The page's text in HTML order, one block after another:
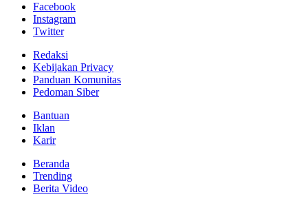
Facebook
Instagram
Twitter
Redaksi
Kebijakan Privacy
Panduan Komunitas
Pedoman Siber
Bantuan
Iklan
Karir
Beranda
Trending
Berita Video